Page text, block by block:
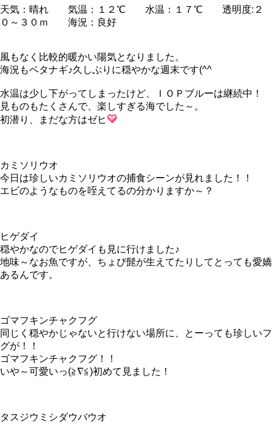
天気：晴れ 気温：１２℃ 水温：１７℃ 透明度:２
０～３０ｍ 海況：良好
風もなく比較的暖かい陽気となりました。
海況もベタナギ♪久しぶりに穏やかな週末です(^^ゞ
水温は少し下がってしまったけど、ＩＯＰブルーは継続中！
見ものもたくさんで、楽しすぎる海でした～。
初潜り、まだな方はゼヒ
カミソリウオ
今日は珍しいカミソリウオの捕食シーンが見れました！！
エビのようなものを咥えてるの分かりますか～？
ヒゲダイ
穏やかなのでヒゲダイも見に行けました♪
地味～なお魚ですが、ちょび髭が生えてたりしてとっても愛嬌
あるんです。
ゴマフキンチャクフグ
同じく穏やかじゃないと行けない場所に、とーっても珍しいフ
グが！！
ゴマフキンチャクフグ！！
いや～可愛いっ(≧∇≦)初めて見ました！
タスジウミシダウバウオ